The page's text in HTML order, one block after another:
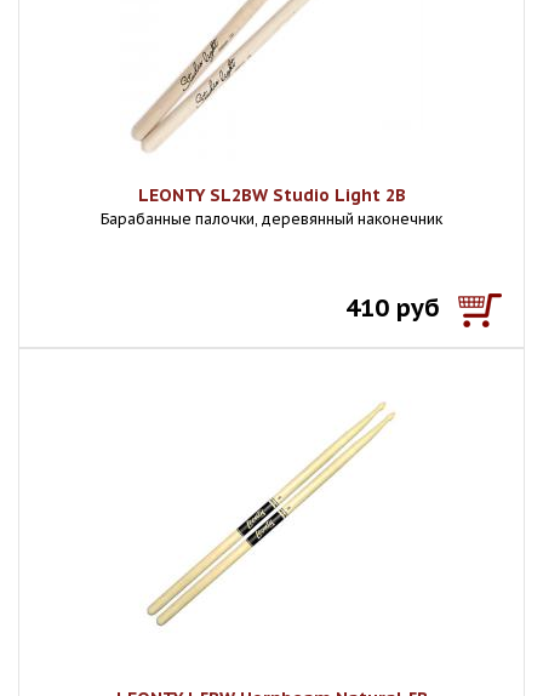
LEONTY SL2BW Studio Light 2В
Барабанные палочки, деревянный наконечник
410 руб